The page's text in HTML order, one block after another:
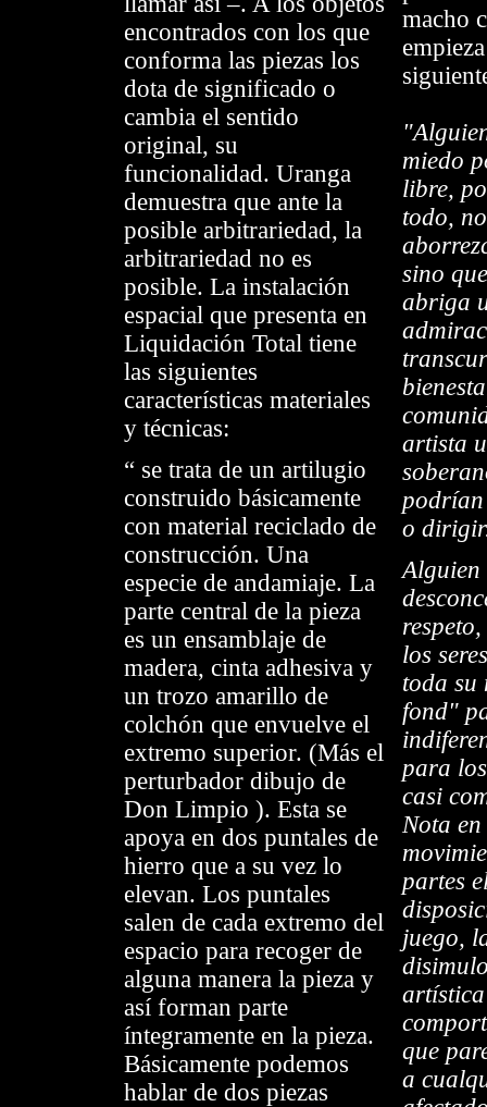
encontrados con los que
conforma las piezas los
dota de significado o
cambia el sentido
original, su
funcionalidad. Uranga
demuestra que ante la
posible arbitrariedad, la
arbitrariedad no es
posible. La instalación
espacial que presenta en
Liquidación Total tiene
las siguientes
características materiales
y técnicas:
“ se trata de un artilugio
construido básicamente
con material reciclado de
construcción. Una
especie de andamiaje. La
parte central de la pieza
es un ensamblaje de
madera, cinta adhesiva y
un trozo amarillo de
colchón que envuelve el
extremo superior. (Más el
perturbador dibujo de
Don Limpio ). Esta se
apoya en dos puntales de
hierro que a su vez lo
elevan. Los puntales
salen de cada extremo del
espacio para recoger de
alguna manera la pieza y
así forman parte
íntegramente en la pieza.
Básicamente podemos
hablar de dos piezas
macho
miedo
libre,
todo,
sino
abriga
artista
o
Alguien
los
toda su
fond"
para
casi
Nota en
partes
juego,
que
a